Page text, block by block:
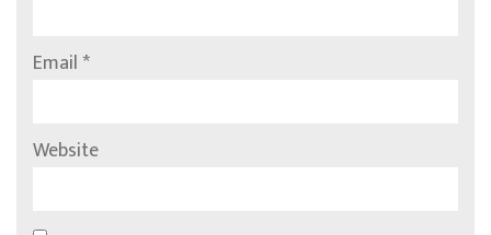
Email*
Website